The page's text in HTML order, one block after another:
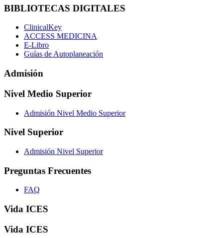
BIBLIOTECAS DIGITALES
ClinicalKey
ACCESS MEDICINA
E-Libro
Guías de Autoplaneación
Admisión
Nivel Medio Superior
Admisión Nivel Medio Superior
Nivel Superior
Admisión Nivel Superior
Preguntas Frecuentes
FAQ
Vida ICES
Vida ICES